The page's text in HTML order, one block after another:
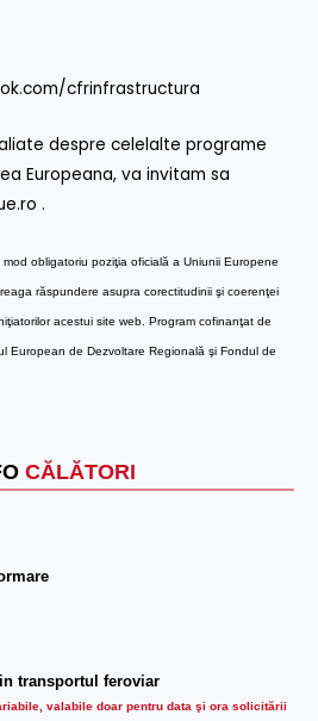
CĂLĂTORI
transportul feroviar
valabile doar pentru data şi ora solicitării
cfrinfrastructura
despre celelalte programe
Europeana, va invitam sa
.
obligatoriu poziţia oficială a Uniunii Europene
răspundere asupra corectitudinii şi coerenţei
acestui site web. Program cofinanţat de
European de Dezvoltare Regională şi Fondul de